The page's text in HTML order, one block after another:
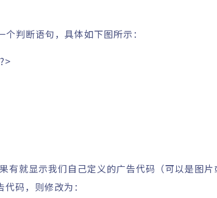
判断语句，具体如下图所示：
?>
就显示我们自己定义的广告代码（可以是图片
码，则修改为：